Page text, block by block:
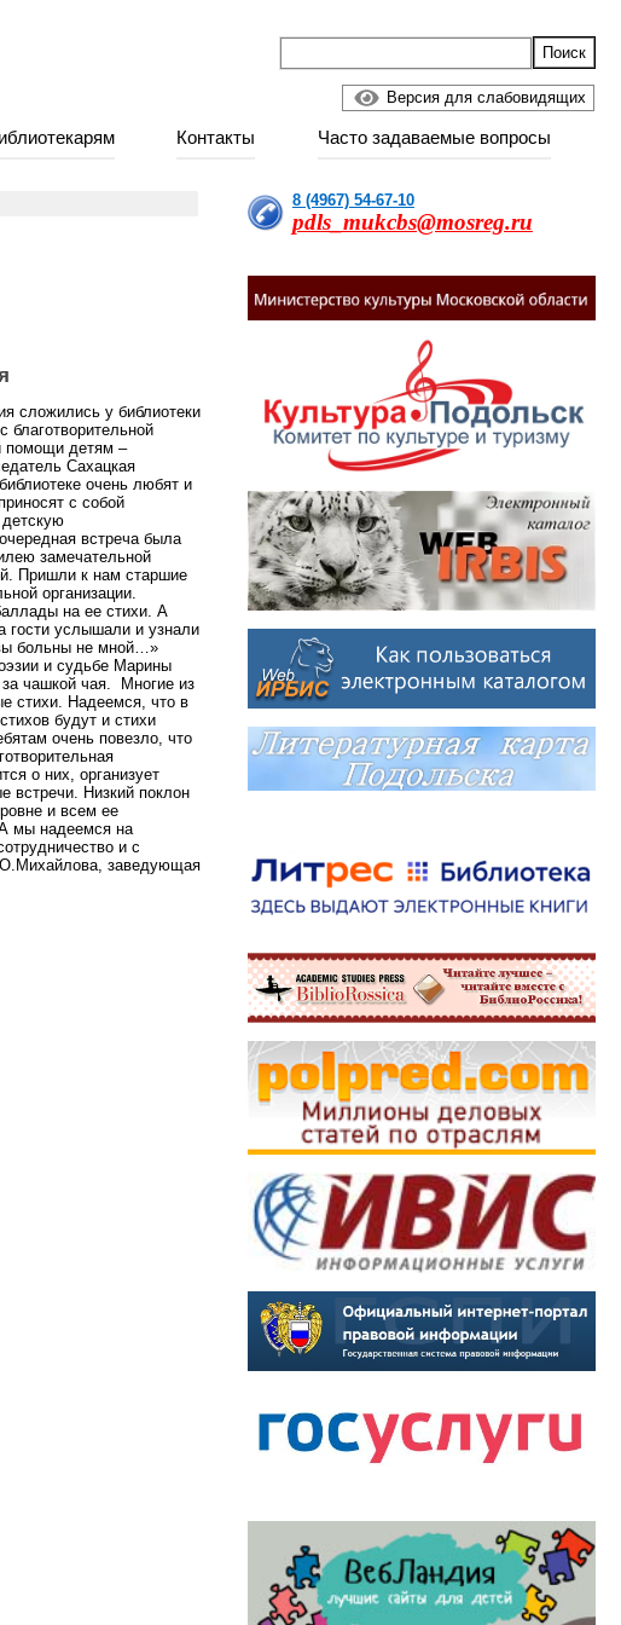
Версия для слабовидящих
Контакты Часто задаваемые вопросы
сложились у библиотеки
благотворительной
помощи детям –
Сахацкая
очень любят и
с собой
встреча была
замечательной
Пришли к нам старшие
организации.
на ее стихи. А
гости услышали и узнали
больны не мной…»
и судьбе Марины
чашкой чая. Многие из
стихи. Надеемся, что в
будут и стихи
очень повезло, что
о них, организует
встречи. Низкий поклон
и всем ее
мы надеемся на
и с
О.Михайлова, заведующая
8 (4967) 54-67-10
pdls_mukcbs@mosreg.ru